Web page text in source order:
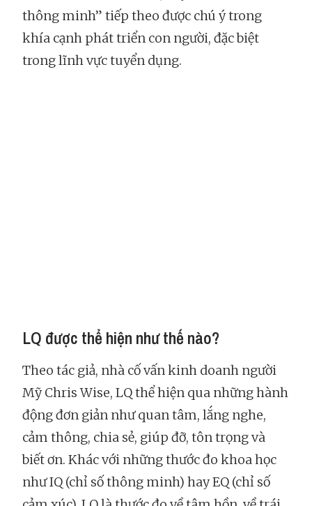
thông minh” tiếp theo được chú ý trong
khía cạnh phát triển con người, đặc biệt
trong lĩnh vực tuyển dụng.
LQ được thể hiện như thế nào?
Theo tác giả, nhà cố vấn kinh doanh người
Mỹ Chris Wise, LQ thể hiện qua những hành
động đơn giản như quan tâm, lắng nghe,
cảm thông, chia sẻ, giúp đỡ, tôn trọng và
biết ơn. Khác với những thước đo khoa học
như IQ (chỉ số thông minh) hay EQ (chỉ số